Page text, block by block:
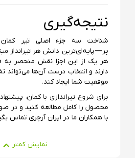
نتیجه‌گیری
شناخت سه جزء اصلی تیر
پر — پایه‌ای‌ترین دانش هر تیرانداز
هر یک از این اجزا نقش منحصر به
دارند و انتخاب درست آن‌ها می‌تواند
موفقیت شما ایجاد کند.
برای شروع تیراندازی با کمان،
محصول را کامل مطالعه کنید و در
با همکاران ما در ایران آرچری تماس